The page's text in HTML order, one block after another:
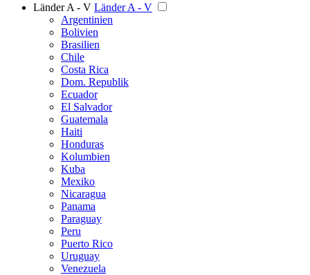
Länder A - V Länder A - V
Argentinien
Bolivien
Brasilien
Chile
Costa Rica
Dom. Republik
Ecuador
El Salvador
Guatemala
Haiti
Honduras
Kolumbien
Kuba
Mexiko
Nicaragua
Panama
Paraguay
Peru
Puerto Rico
Uruguay
Venezuela